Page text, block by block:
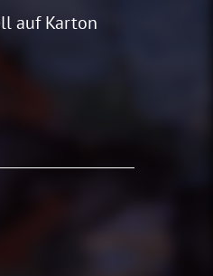
auf Karton